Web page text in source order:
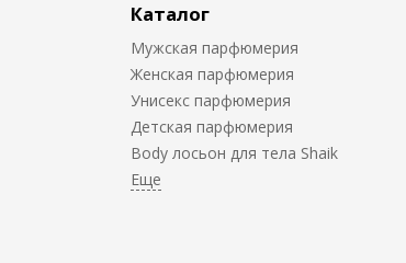
Каталог
Мужская парфюмерия
Женская парфюмерия
Унисекс парфюмерия
Детская парфюмерия
Body лосьон для тела Shaik